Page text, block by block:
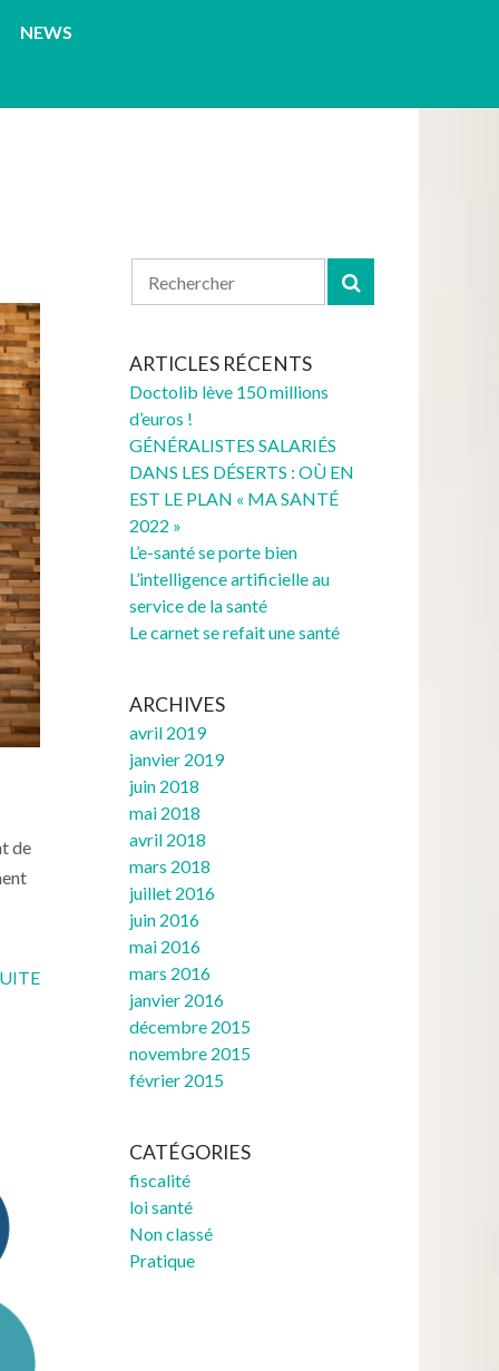
NEWS
de
ARTICLES RÉCENTS
Doctolib lève 150 millions
d’euros !
GÉNÉRALISTES SALARIÉS
DANS LES DÉSERTS : OÙ EN
EST LE PLAN « MA SANTÉ
2022 »
L’e-santé se porte bien
L’intelligence artificielle au
service de la santé
Le carnet se refait une santé
ARCHIVES
avril 2019
janvier 2019
juin 2018
mai 2018
avril 2018
mars 2018
juillet 2016
juin 2016
mai 2016
mars 2016
janvier 2016
décembre 2015
novembre 2015
février 2015
CATÉGORIES
fiscalité
loi santé
Non classé
Pratique